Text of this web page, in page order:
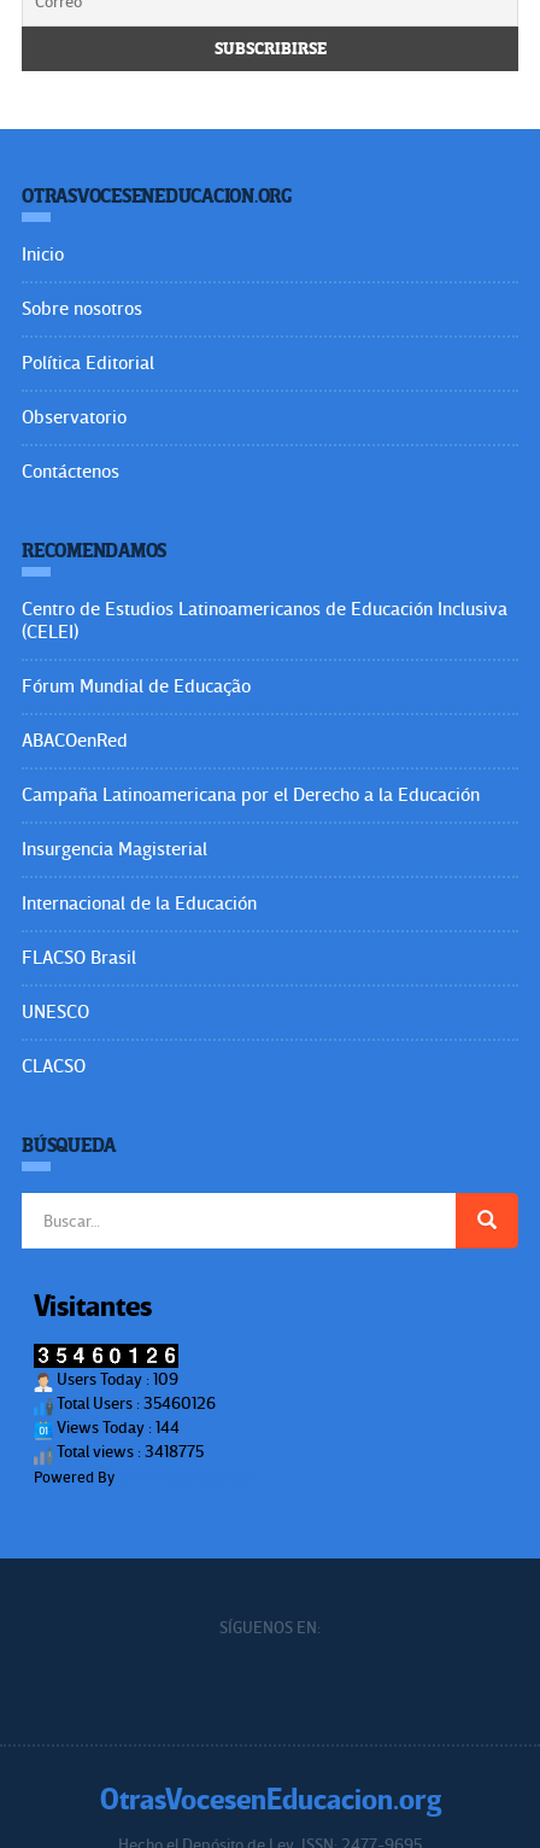
OTRASVOCESENEDUCACION.ORG
Inicio
Sobre nosotros
Política Editorial
Observatorio
Contáctenos
RECOMENDAMOS
Centro de Estudios Latinoamericanos de Educación Inclusiva
(CELEI)
Fórum Mundial de Educação
ABACOenRed
Campaña Latinoamericana por el Derecho a la Educación
Insurgencia Magisterial
Internacional de la Educación
FLACSO Brasil
UNESCO
CLACSO
BÚSQUEDA
Visitantes
Users Today : 109
Total Users : 35460126
Views Today : 144
Total views : 3418775
Powered By
SÍGUENOS EN:
OtrasVocesenEducacion.org